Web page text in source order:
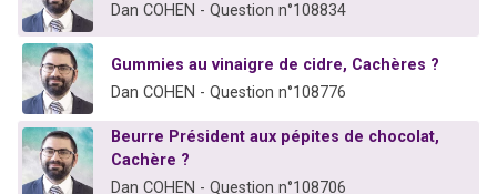
Dan COHEN - Question n°108834
Gummies au vinaigre de cidre, Cachères ?
Dan COHEN - Question n°108776
Beurre Président aux pépites de chocolat,
Cachère ?
Dan COHEN - Question n°108706